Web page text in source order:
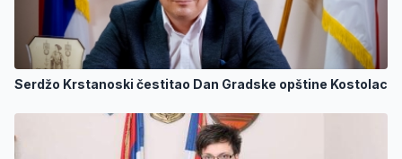
Serdžo Krstanoski čestitao Dan Gradske opštine Kostolac